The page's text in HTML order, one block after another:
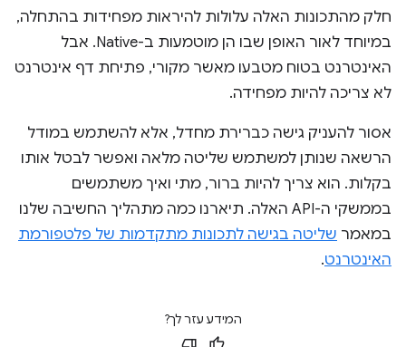
חלק מהתכונות האלה עלולות להיראות מפחידות בהתחלה,
במיוחד לאור האופן שבו הן מוטמעות ב-Native. אבל
האינטרנט בטוח מטבעו מאשר מקורי, פתיחת דף אינטרנט
לא צריכה להיות מפחידה.
אסור להעניק גישה כברירת מחדל, אלא להשתמש במודל
הרשאה שנותן למשתמש שליטה מלאה ואפשר לבטל אותו
בקלות. הוא צריך להיות ברור, מתי ואיך משתמשים
בממשקי ה-API האלה. תיארנו כמה מתהליך החשיבה שלנו
במאמר שליטה בגישה לתכונות מתקדמות של פלטפורמת
האינטרנט.
המידע עזר לך?